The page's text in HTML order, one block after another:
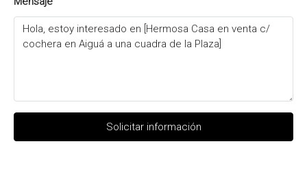
Solicitar información